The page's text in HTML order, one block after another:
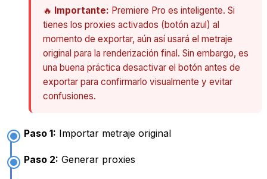
🔥 Importante: Premiere Pro es inteligente. Si
tienes los proxies activados (botón azul) al
momento de exportar, aún así usará el metraje
original para la renderización final. Sin embargo, es
una buena práctica desactivar el botón antes de
exportar para confirmarlo visualmente y evitar
confusiones.
Paso 1: Importar metraje original
Paso 2: Generar proxies